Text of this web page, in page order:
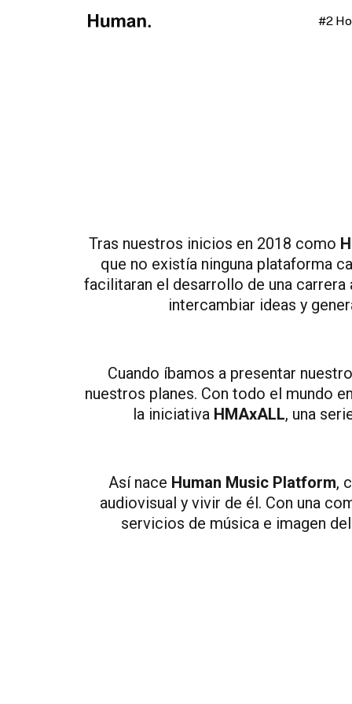
#2
Tras nuestros inicios en 2018 como
que no existía ninguna plataforma
facilitaran el desarrollo de una
intercambiar ideas y
Cuando íbamos a presentar
nuestros planes. Con todo el mundo
la iniciativa HMAxALL, una
Así nace Human Music Platform,
audiovisual y vivir de él . Con una
servicios de música e imagen